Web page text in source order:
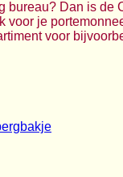
bureau? Dan is
voor je
voor